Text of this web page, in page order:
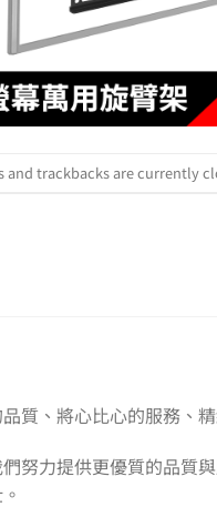
and trackbacks are currently
品質、將心比心的服務、
努力提供更優質的品質